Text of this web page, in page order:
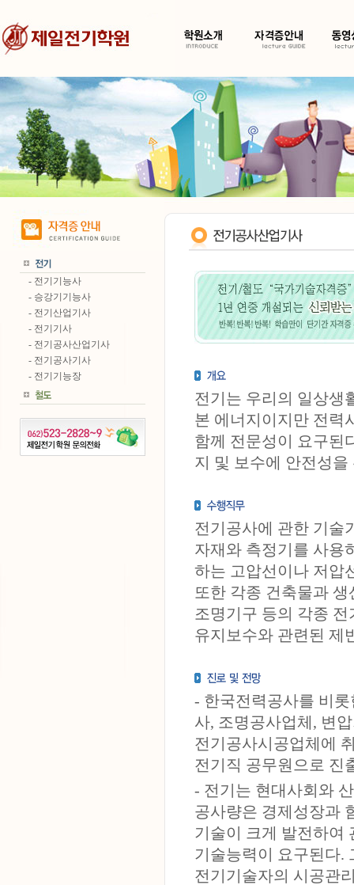
- 전기기능사
- 승강기기능사
- 전기산업기사
- 전기기사
- 전기공사산업기사
- 전기공사기사
- 전기기능장
전기는 우리의 일상생
본 에너지이지만 전력
함께 전문성이 요구된
지 및 보수에 안전성
전기공사에 관한 기술
자재와 측정기를 사용
하는 고압선이나 저압
또한 각종 건축물과
조명기구 등의 각종
유지보수와 관련된 제
- 한국전력공사를 비
사, 조명공사업체, 변
전기공사시공업체에
전기직 공무원으로 진
- 전기는 현대사회와
공사량은 경제성장과
기술이 크게 발전하여
기술능력이 요구된다.
전기기술자의 시공관